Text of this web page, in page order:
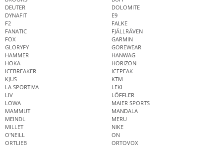
DEUTER
DOLOMITE
DYNAFIT
E9
F2
FALKE
FANATIC
FJÄLLRÄVEN
FOX
GARMIN
GLORYFY
GOREWEAR
HAMMER
HANWAG
HOKA
HORIZON
ICEBREAKER
ICEPEAK
KJUS
KTM
LA SPORTIVA
LEKI
LIV
LÖFFLER
LOWA
MAIER SPORTS
MAMMUT
MANDALA
MEINDL
MERU
MILLET
NIKE
O'NEILL
ON
ORTLIEB
ORTOVOX